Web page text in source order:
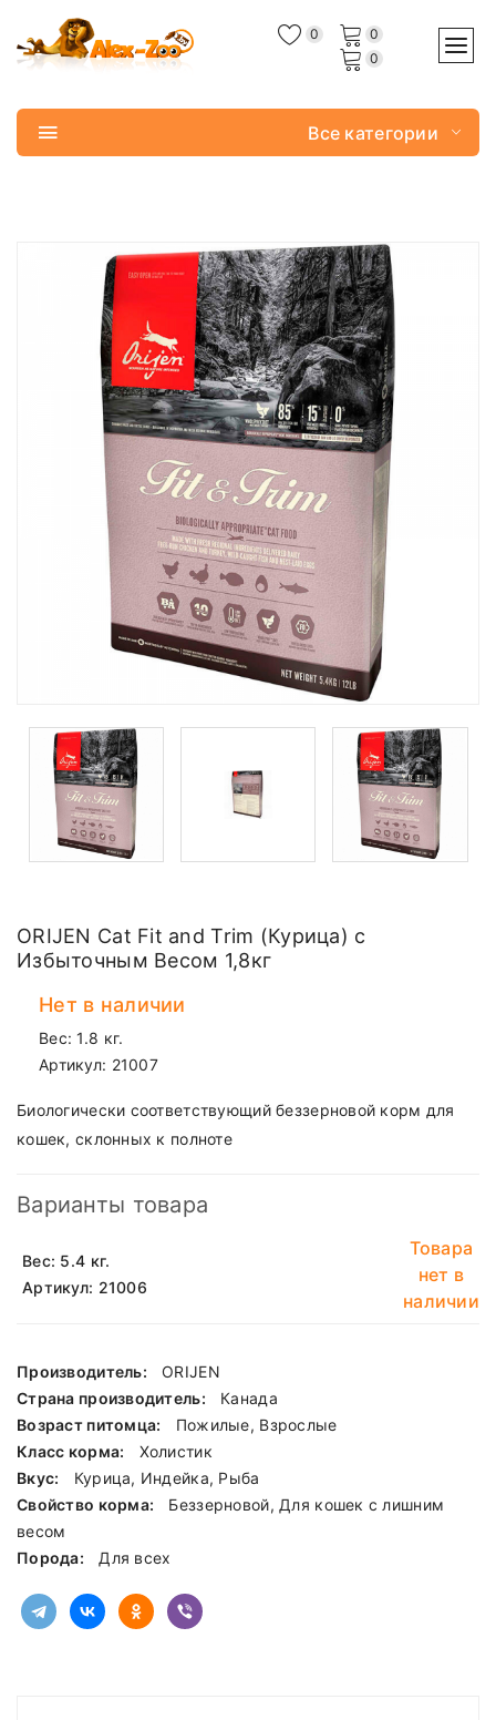
0
0
0
Все категории
ORIJEN Cat Fit and Trim (Курица) с
Избыточным Весом 1,8кг
Нет в наличии
Вес: 1.8 кг.
Артикул: 21007
Биологически соответствующий беззерновой корм для
кошек, склонных к полноте
Варианты товара
Вес: 5.4 кг.
Артикул: 21006
Товара
нет в
наличии
Производитель:
ORIJEN
Страна производитель:
Канада
Возраст питомца:
Пожилые, Взрослые
Класс корма:
Холистик
Вкус:
Курица, Индейка, Рыба
Свойство корма:
Беззерновой, Для кошек с лишним
весом
Порода:
Для всех